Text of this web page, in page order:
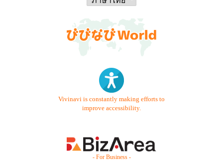
Vivinavi is constantly making efforts to
improve accessibility.
- For Business -